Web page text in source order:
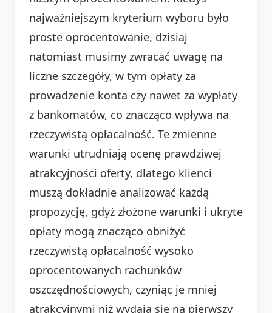
najważniejszym kryterium wyboru było
proste oprocentowanie, dzisiaj
natomiast musimy zwracać uwagę na
liczne szczegóły, w tym opłaty za
prowadzenie konta czy nawet za wypłaty
z bankomatów, co znacząco wpływa na
rzeczywistą opłacalność. Te zmienne
warunki utrudniają ocenę prawdziwej
atrakcyjności oferty, dlatego klienci
muszą dokładnie analizować każdą
propozycję, gdyż złożone warunki i ukryte
opłaty mogą znacząco obniżyć
rzeczywistą opłacalność wysoko
oprocentowanych rachunków
oszczędnościowych, czyniąc je mniej
atrakcyjnymi niż wydają się na pierwszy